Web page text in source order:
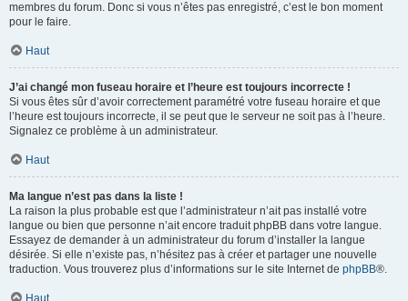
membres du forum. Donc si vous n’êtes pas enregistré, c’est le bon moment
pour le faire.
Haut
J’ai changé mon fuseau horaire et l’heure est toujours incorrecte !
Si vous êtes sûr d’avoir correctement paramétré votre fuseau horaire et que
l’heure est toujours incorrecte, il se peut que le serveur ne soit pas à l’heure.
Signalez ce problème à un administrateur.
Haut
Ma langue n’est pas dans la liste !
La raison la plus probable est que l’administrateur n’ait pas installé votre
langue ou bien que personne n’ait encore traduit phpBB dans votre langue.
Essayez de demander à un administrateur du forum d’installer la langue
désirée. Si elle n’existe pas, n’hésitez pas à créer et partager une nouvelle
traduction. Vous trouverez plus d’informations sur le site Internet de phpBB®.
Haut